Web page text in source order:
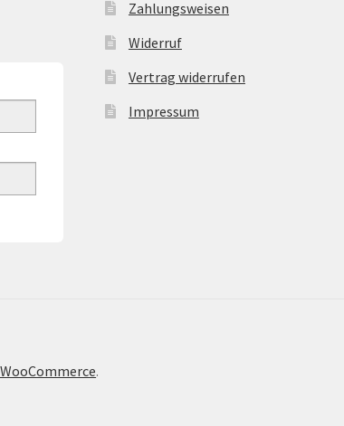
Zahlungsweisen
Widerruf
Vertrag widerrufen
Impressum
.